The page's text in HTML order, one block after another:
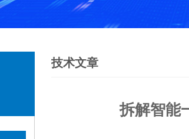
技术文章
拆解智能